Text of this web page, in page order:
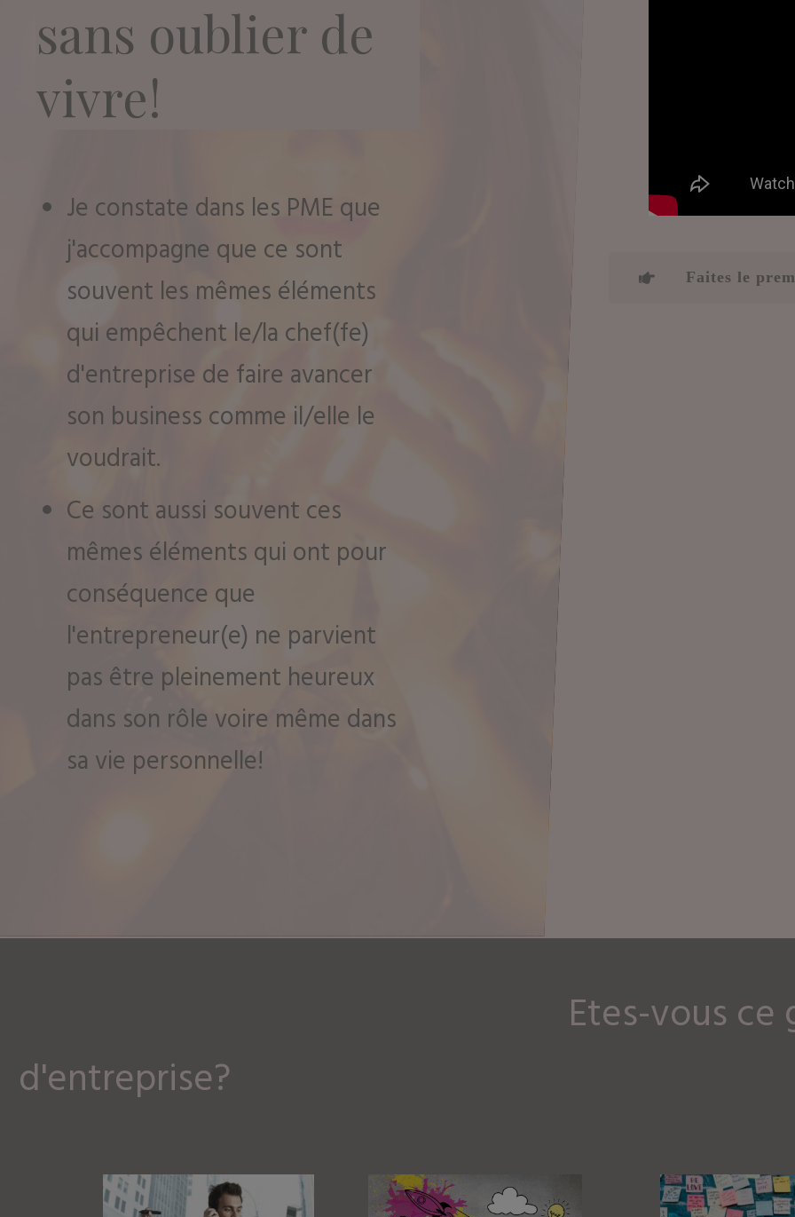
sans oublier de
vivre!
Je constate dans les PME que
j'accompagne que ce sont
souvent les mêmes éléments
qui empêchent le/la chef(fe)
d'entreprise de faire avancer
son business comme il/elle le
voudrait.
Ce sont aussi souvent ces
mêmes éléments qui ont pour
conséquence que
l'entrepreneur(e) ne parvient
pas être pleinement heureux
dans son rôle voire même dans
sa vie personnelle!
Faites le
Etes-vous ce genre
d'entreprise?